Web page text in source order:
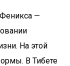
—
На этой
В Тибете